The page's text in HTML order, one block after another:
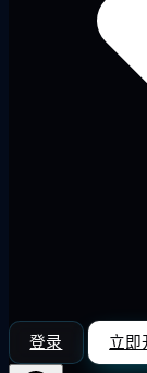
登录 立即